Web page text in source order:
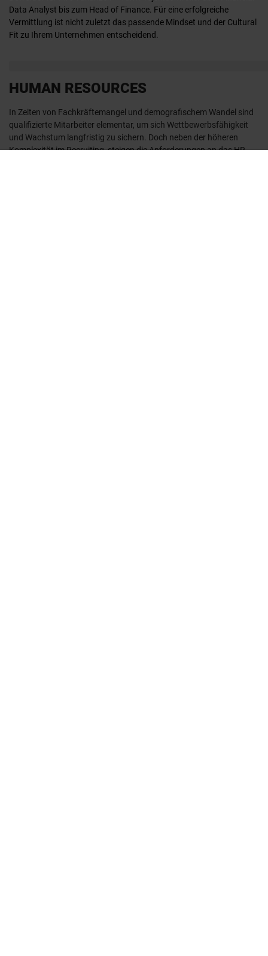
Data Analyst bis zum Head of Finance. Für eine erfolgreiche
Vermittlung ist nicht zuletzt das passende Mindset und der Cultural
Fit zu Ihrem Unternehmen entscheidend.
HUMAN RESOURCES
In Zeiten von Fachkräftemangel und demografischem Wandel sind
qualifizierte Mitarbeiter elementar, um sich Wettbewerbsfähigkeit
und Wachstum langfristig zu sichern. Doch neben der höheren
Komplexität im Recruiting, steigen die Anforderungen an das HR-